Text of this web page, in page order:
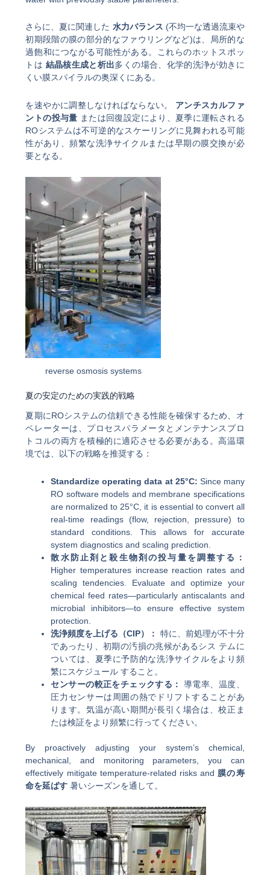
さらに、夏に関連した 水力バランス (不均一な透過流束や
初期段階の膜の部分的なファウリングなど)は、局所的な
過飽和につながる可能性がある。これらのホットスポッ
トは 結晶核生成と析出多くの場合、化学的洗浄が効きに
くい膜スパイラルの奥深くにある。
を速やかに調整しなければならない。 アンチスカルファ
ントの投与量 または回復設定により、夏季に運転される
ROシステムは不可逆的なスケーリングに見舞われる可能
性があり、頻繁な洗浄サイクルまたは早期の膜交換が必
要となる。
reverse osmosis systems
夏の安定のための実践的戦略
夏期にROシステムの信頼できる性能を確保するため、オ
ペレーターは、プロセスパラメータとメンテナンスプロ
トコルの両方を積極的に適応させる必要がある。高温環
境では、以下の戦略を推奨する：
Standardize operating data at 25°C: Since many
RO software models and membrane specifications
are normalized to 25°C, it is essential to convert all
real-time readings (flow, rejection, pressure) to
standard conditions. This allows for accurate
system diagnostics and scaling prediction.
散水防止剤と殺生物剤の投与量を調整する：
Higher temperatures increase reaction rates and
scaling tendencies. Evaluate and optimize your
chemical feed rates—particularly antiscalants and
microbial inhibitors—to ensure effective system
protection.
洗浄頻度を上げる（CIP）：
特に、前処理が不十分
であったり、初期の汚損の兆候があるシス テムに
ついては、夏季に予防的な洗浄サイクルをより頻
繁にスケジュール すること。
センサーの較正をチェックする：
導電率、温度、
圧力センサーは周囲の熱でドリフトすることがあ
ります。気温が高い期間が長引く場合は、校正ま
たは検証をより頻繁に行ってください。
By proactively adjusting your system’s chemical,
mechanical, and monitoring parameters, you can
effectively mitigate temperature-related risks and 膜の寿
命を延ばす 暑いシーズンを通して。